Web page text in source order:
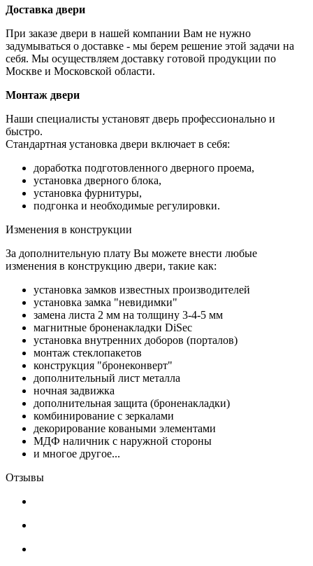
Доставка двери
При заказе двери в нашей компании Вам не нужно
задумываться о доставке - мы берем решение этой задачи на
себя. Мы осуществляем доставку готовой продукции по
Москве и Московской области.
Монтаж двери
Наши специалисты установят дверь профессионально и
быстро.
Стандартная установка двери включает в себя:
доработка подготовленного дверного проема,
установка дверного блока,
установка фурнитуры,
подгонка и необходимые регулировки.
Изменения в конструкции
За дополнительную плату Вы можете внести любые
изменения в конструкцию двери, такие как:
установка замков известных производителей
установка замка "невидимки"
замена листа 2 мм на толщину 3-4-5 мм
магнитные броненакладки DiSec
установка внутренних доборов (порталов)
монтаж стеклопакетов
конструкция "бронеконверт"
дополнительный лист металла
ночная задвижка
дополнительная защита (броненакладки)
комбинирование с зеркалами
декорирование коваными элементами
МДФ наличник с наружной стороны
и многое другое...
Отзывы